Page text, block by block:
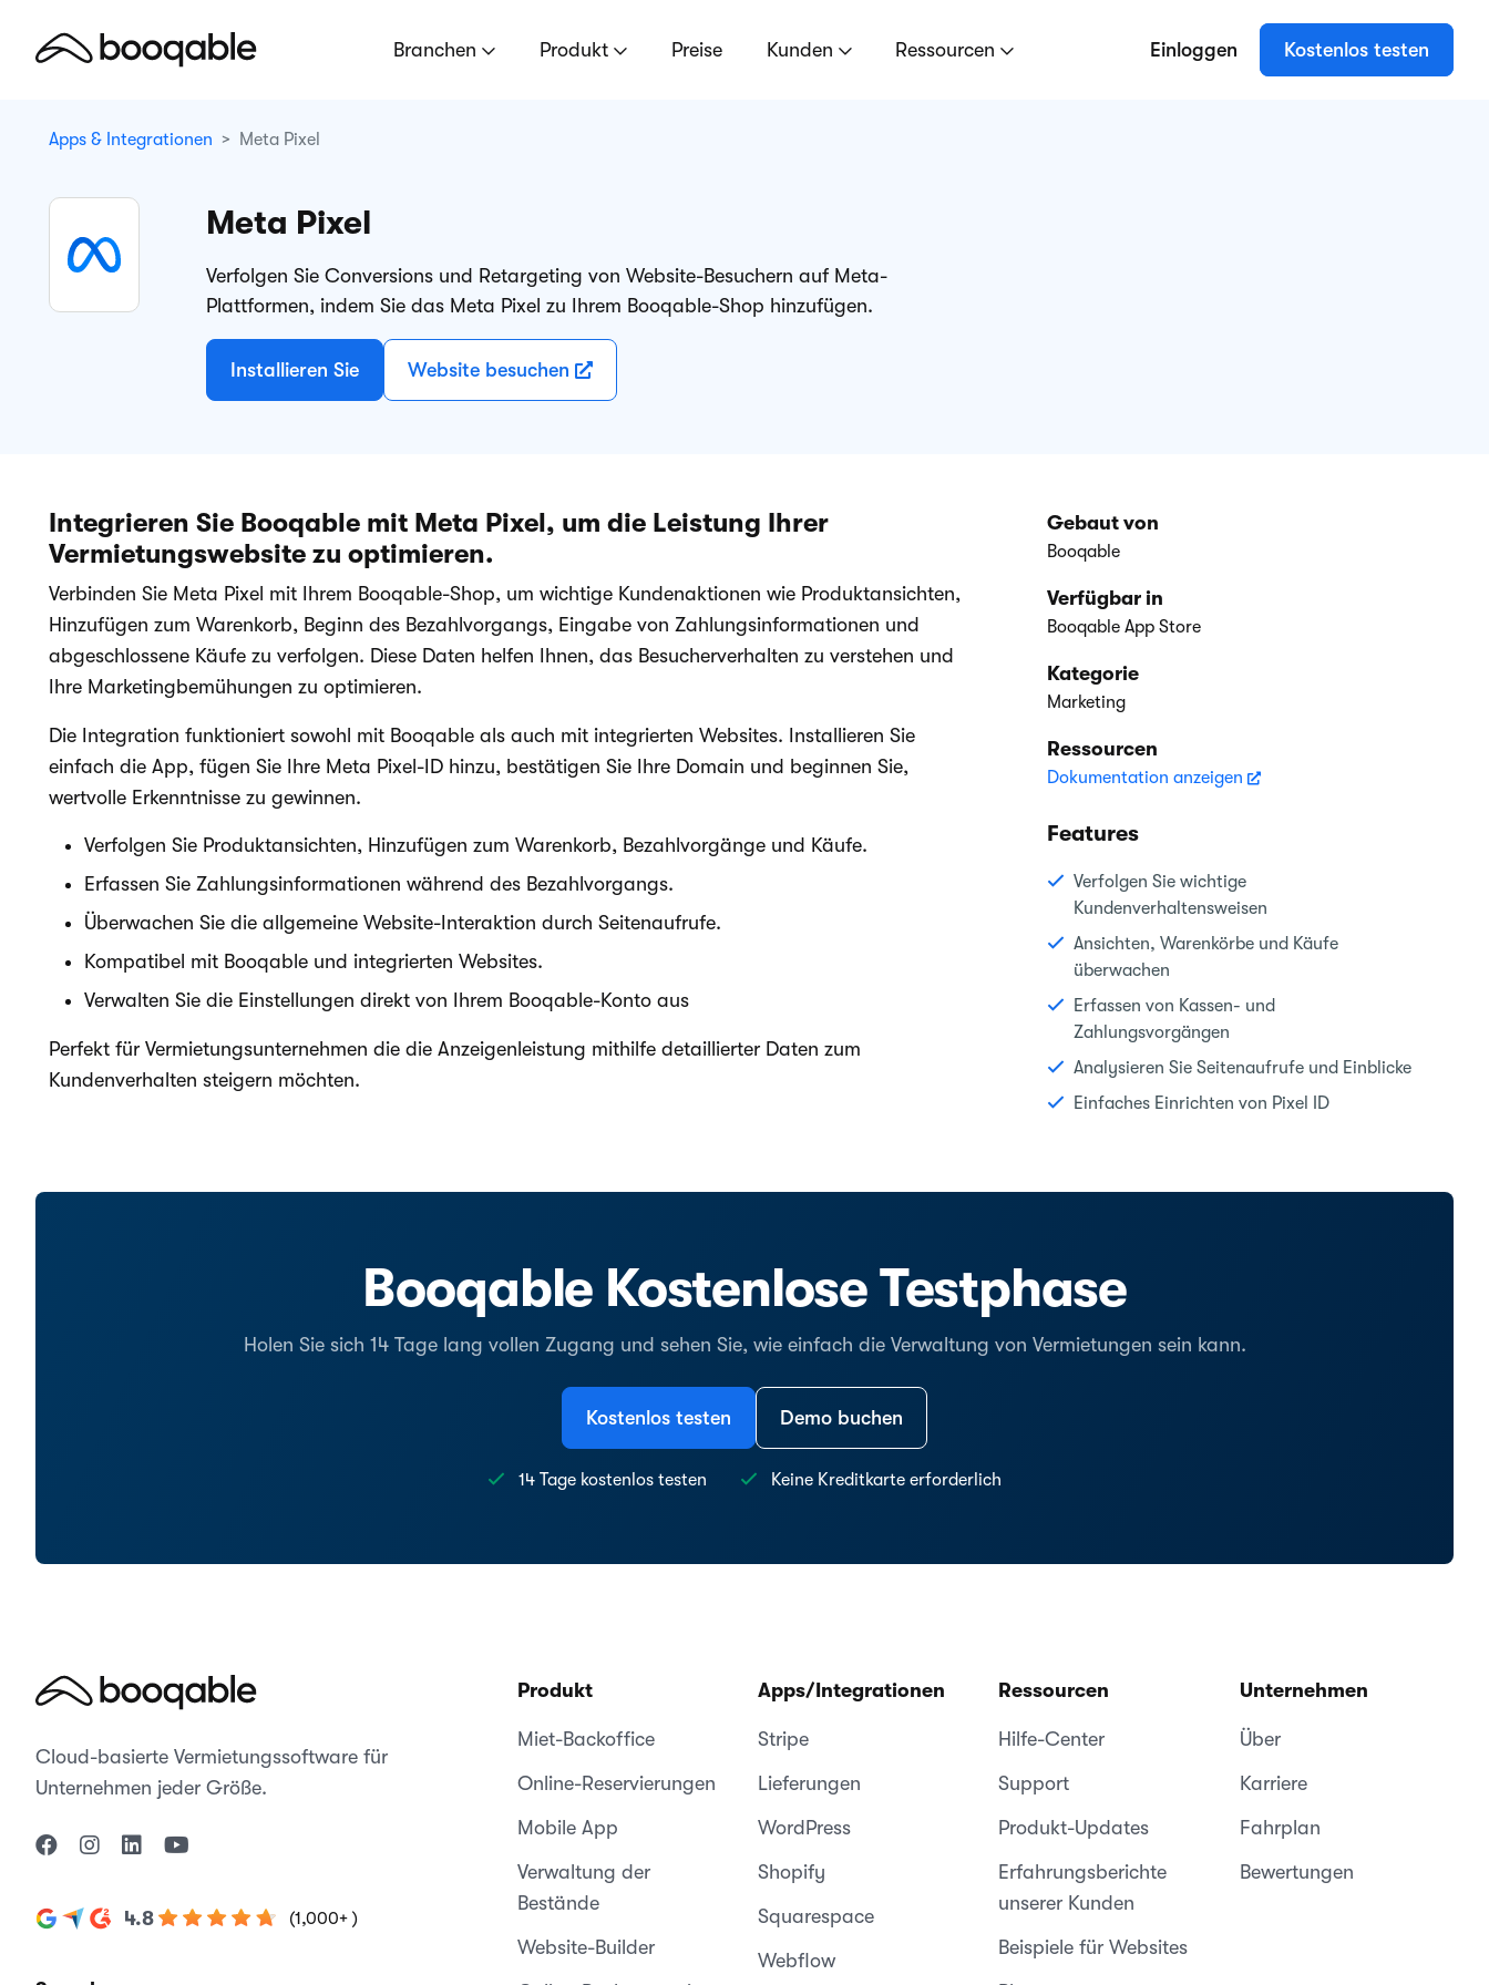
Branchen Produkt Preise Kunden Ressourcen Einloggen Kostenlos testen
Apps & Integrationen Meta Pixel
Meta Pixel
Verfolgen Sie Conversions und Retargeting von Website-Besuchern auf Meta-
Plattformen, indem Sie das Meta Pixel zu Ihrem Booqable-Shop hinzufügen.
Installieren Sie Website besuchen
Integrieren Sie Booqable mit Meta Pixel, um die Leistung Ihrer
Vermietungswebsite zu optimieren.
Verbinden Sie Meta Pixel mit Ihrem Booqable-Shop, um wichtige Kundenaktionen wie Produktansichten,
Hinzufügen zum Warenkorb, Beginn des Bezahlvorgangs, Eingabe von Zahlungsinformationen und
abgeschlossene Käufe zu verfolgen. Diese Daten helfen Ihnen, das Besucherverhalten zu verstehen und
Ihre Marketingbemühungen zu optimieren.
Die Integration funktioniert sowohl mit Booqable als auch mit integrierten Websites. Installieren Sie
einfach die App, fügen Sie Ihre Meta Pixel-ID hinzu, bestätigen Sie Ihre Domain und beginnen Sie,
wertvolle Erkenntnisse zu gewinnen.
Verfolgen Sie Produktansichten, Hinzufügen zum Warenkorb, Bezahlvorgänge und Käufe.
Erfassen Sie Zahlungsinformationen während des Bezahlvorgangs.
Überwachen Sie die allgemeine Website-Interaktion durch Seitenaufrufe.
Kompatibel mit Booqable und integrierten Websites.
Verwalten Sie die Einstellungen direkt von Ihrem Booqable-Konto aus
Perfekt für Vermietungsunternehmen die die Anzeigenleistung mithilfe detaillierter Daten zum
Kundenverhalten steigern möchten.
Gebaut von
Booqable
Verfügbar in
Booqable App Store
Kategorie
Marketing
Ressourcen
Dokumentation anzeigen
Features
Verfolgen Sie wichtige
Kundenverhaltensweisen
Ansichten, Warenkörbe und Käufe
überwachen
Erfassen von Kassen- und
Zahlungsvorgängen
Analysieren Sie Seitenaufrufe und Einblicke
Einfaches Einrichten von Pixel ID
Booqable Kostenlose Testphase
Holen Sie sich 14 Tage lang vollen Zugang und sehen Sie, wie einfach die Verwaltung von Vermietungen sein kann.
Kostenlos testen Demo buchen
14 Tage kostenlos testen Keine Kreditkarte erforderlich
Cloud-basierte Vermietungssoftware für
Unternehmen jeder Größe.
4.8 (1,000+ )
Produkt
Miet-Backoffice
Online-Reservierungen
Mobile App
Verwaltung der
Bestände
Website-Builder
Apps/Integrationen
Stripe
Lieferungen
WordPress
Shopify
Squarespace
Webflow
Ressourcen
Hilfe-Center
Support
Produkt-Updates
Erfahrungsberichte
unserer Kunden
Beispiele für Websites
Unternehmen
Über
Karriere
Fahrplan
Bewertungen